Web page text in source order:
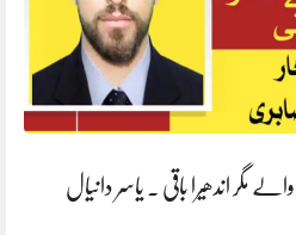
اندھیرا باقی . یاسر دانیال